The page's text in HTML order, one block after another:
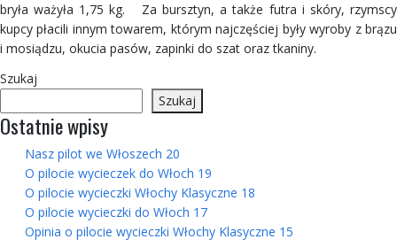
bryła ważyła 1,75 kg. Za bursztyn, a także futra i skóry, rzymscy
kupcy płacili innym towarem, którym najczęściej były wyroby z brązu
i mosiądzu, okucia pasów, zapinki do szat oraz tkaniny.
Szukaj
Szukaj
Ostatnie wpisy
Nasz pilot we Włoszech 20
O pilocie wycieczek do Włoch 19
O pilocie wycieczki Włochy Klasyczne 18
O pilocie wycieczki do Włoch 17
Opinia o pilocie wycieczki Włochy Klasyczne 15